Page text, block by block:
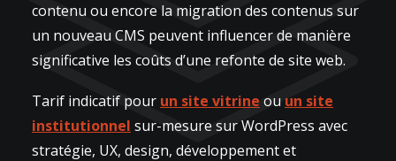
contenu ou encore la migration des contenus sur
un nouveau CMS peuvent influencer de manière
significative les coûts d’une refonte de site web.
Tarif indicatif pour un site vitrine ou un site
institutionnel sur-mesure sur WordPress avec
stratégie, UX, design, développement et